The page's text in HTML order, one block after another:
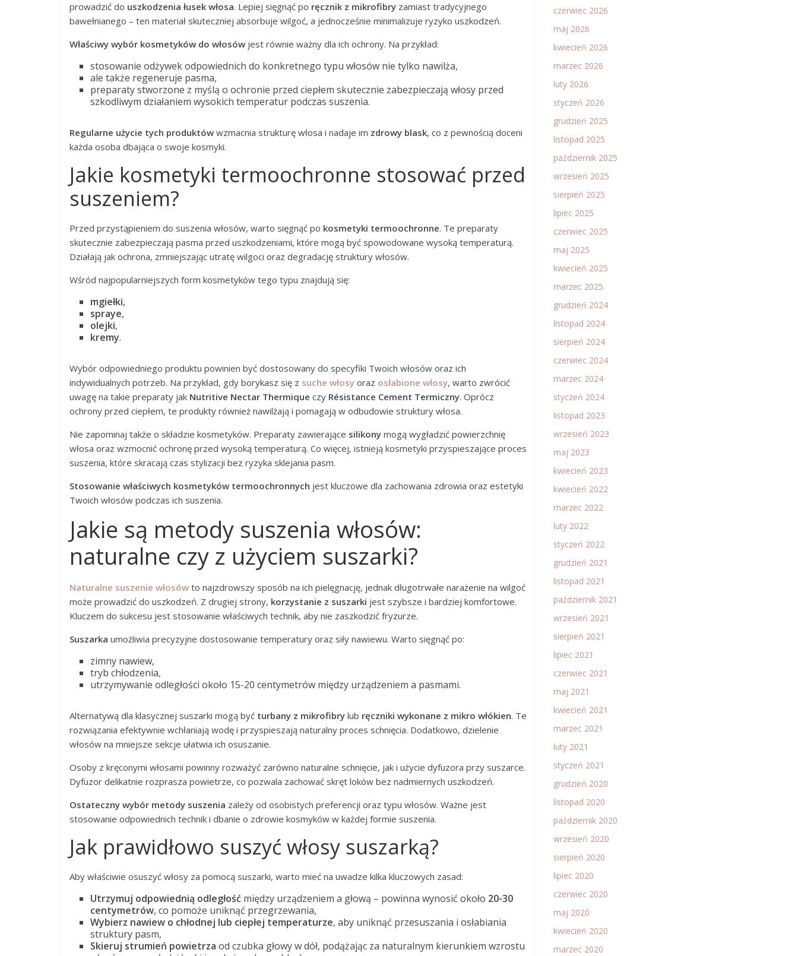
prowadzić do uszkodzenia łusek włosa. Lepiej sięgnąć po ręcznik z mikrofibry zamiast tradycyjnego
bawełnianego – ten materiał skuteczniej absorbuje wilgoć, a jednocześnie minimalizuje ryzyko uszkodzeń.
Właściwy wybór kosmetyków do włosów jest równie ważny dla ich ochrony. Na przykład:
stosowanie odżywek odpowiednich do konkretnego typu włosów nie tylko nawilża,
ale także regeneruje pasma,
preparaty stworzone z myślą o ochronie przed ciepłem skutecznie zabezpieczają włosy przed
szkodliwym działaniem wysokich temperatur podczas suszenia.
Regularne użycie tych produktów wzmacnia strukturę włosa i nadaje im zdrowy blask, co z pewnością doceni
każda osoba dbająca o swoje kosmyki.
Jakie kosmetyki termoochronne stosować przed
suszeniem?
Przed przystąpieniem do suszenia włosów, warto sięgnąć po kosmetyki termoochronne. Te preparaty
skutecznie zabezpieczają pasma przed uszkodzeniami, które mogą być spowodowane wysoką temperaturą.
Działają jak ochrona, zmniejszając utratę wilgoci oraz degradację struktury włosów.
Wśród najpopularniejszych form kosmetyków tego typu znajdują się:
mgiełki,
spraye,
olejki,
kremy.
Wybór odpowiedniego produktu powinien być dostosowany do specyfiki Twoich włosów oraz ich
indywidualnych potrzeb. Na przykład, gdy borykasz się z suche włosy oraz osłabione włosy, warto zwrócić
uwagę na takie preparaty jak Nutritive Nectar Thermique czy Résistance Cement Termiczny. Oprócz
ochrony przed ciepłem, te produkty również nawilżają i pomagają w odbudowie struktury włosa.
Nie zapominaj także o składzie kosmetyków. Preparaty zawierające silikony mogą wygładzić powierzchnię
włosa oraz wzmocnić ochronę przed wysoką temperaturą. Co więcej, istnieją kosmetyki przyspieszające proces
suszenia, które skracają czas stylizacji bez ryzyka sklejania pasm.
Stosowanie właściwych kosmetyków termoochronnych jest kluczowe dla zachowania zdrowia oraz estetyki
Twoich włosów podczas ich suszenia.
Jakie są metody suszenia włosów:
naturalne czy z użyciem suszarki?
Naturalne suszenie włosów to najzdrowszy sposób na ich pielęgnację, jednak długotrwałe narażenie na wilgoć
może prowadzić do uszkodzeń. Z drugiej strony, korzystanie z suszarki jest szybsze i bardziej komfortowe.
Kluczem do sukcesu jest stosowanie właściwych technik, aby nie zaszkodzić fryzurze.
Suszarka umożliwia precyzyjne dostosowanie temperatury oraz siły nawiewu. Warto sięgnąć po:
zimny nawiew,
tryb chłodzenia,
utrzymywanie odległości około 15-20 centymetrów między urządzeniem a pasmami.
Alternatywą dla klasycznej suszarki mogą być turbany z mikrofibry lub ręczniki wykonane z mikro włókien. Te
rozwiązania efektywnie wchłaniają wodę i przyspieszają naturalny proces schnięcia. Dodatkowo, dzielenie
włosów na mniejsze sekcje ułatwia ich osuszanie.
Osoby z kręconymi włosami powinny rozważyć zarówno naturalne schnięcie, jak i użycie dyfuzora przy suszarce.
Dyfuzor delikatnie rozprasza powietrze, co pozwala zachować skręt loków bez nadmiernych uszkodzeń.
Ostateczny wybór metody suszenia zależy od osobistych preferencji oraz typu włosów. Ważne jest
stosowanie odpowiednich technik i dbanie o zdrowie kosmyków w każdej formie suszenia.
Jak prawidłowo suszyć włosy suszarką?
Aby właściwie osuszyć włosy za pomocą suszarki, warto mieć na uwadze kilka kluczowych zasad:
Utrzymuj odpowiednią odległość między urządzeniem a głową – powinna wynosić około 20-30
centymetrów, co pomoże uniknąć przegrzewania,
Wybierz nawiew o chłodnej lub ciepłej temperaturze, aby uniknąć przesuszania i osłabiania
struktury pasm,
Skieruj strumień powietrza od czubka głowy w dół, podążając za naturalnym kierunkiem wzrostu
czerwiec 2026
maj 2026
kwiecień 2026
marzec 2026
luty 2026
styczeń 2026
grudzień 2025
listopad 2025
październik 2025
wrzesień 2025
sierpień 2025
lipiec 2025
czerwiec 2025
maj 2025
kwiecień 2025
marzec 2025
grudzień 2024
listopad 2024
sierpień 2024
czerwiec 2024
marzec 2024
styczeń 2024
listopad 2023
wrzesień 2023
maj 2023
kwiecień 2023
kwiecień 2022
marzec 2022
luty 2022
styczeń 2022
grudzień 2021
listopad 2021
październik 2021
wrzesień 2021
sierpień 2021
lipiec 2021
czerwiec 2021
maj 2021
kwiecień 2021
marzec 2021
luty 2021
styczeń 2021
grudzień 2020
listopad 2020
październik 2020
wrzesień 2020
sierpień 2020
lipiec 2020
czerwiec 2020
maj 2020
kwiecień 2020
marzec 2020